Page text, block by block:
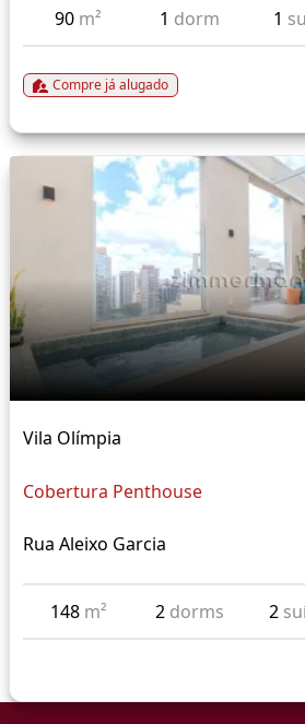
90 m² 1 dorm 1
Compre já alugado
Vila Olímpia
Cobertura Penthouse
Rua Aleixo Garcia
148 m² 2 dorms 2